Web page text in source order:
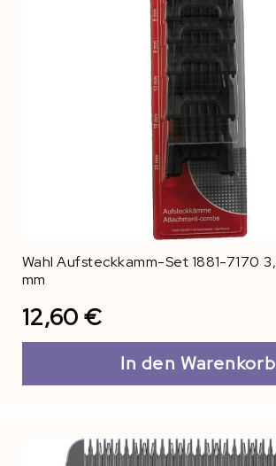
Wahl Aufsteckkamm-Set 1881-7170 3,6,9,12,18,25
mm
12,60 €
In den Warenkorb